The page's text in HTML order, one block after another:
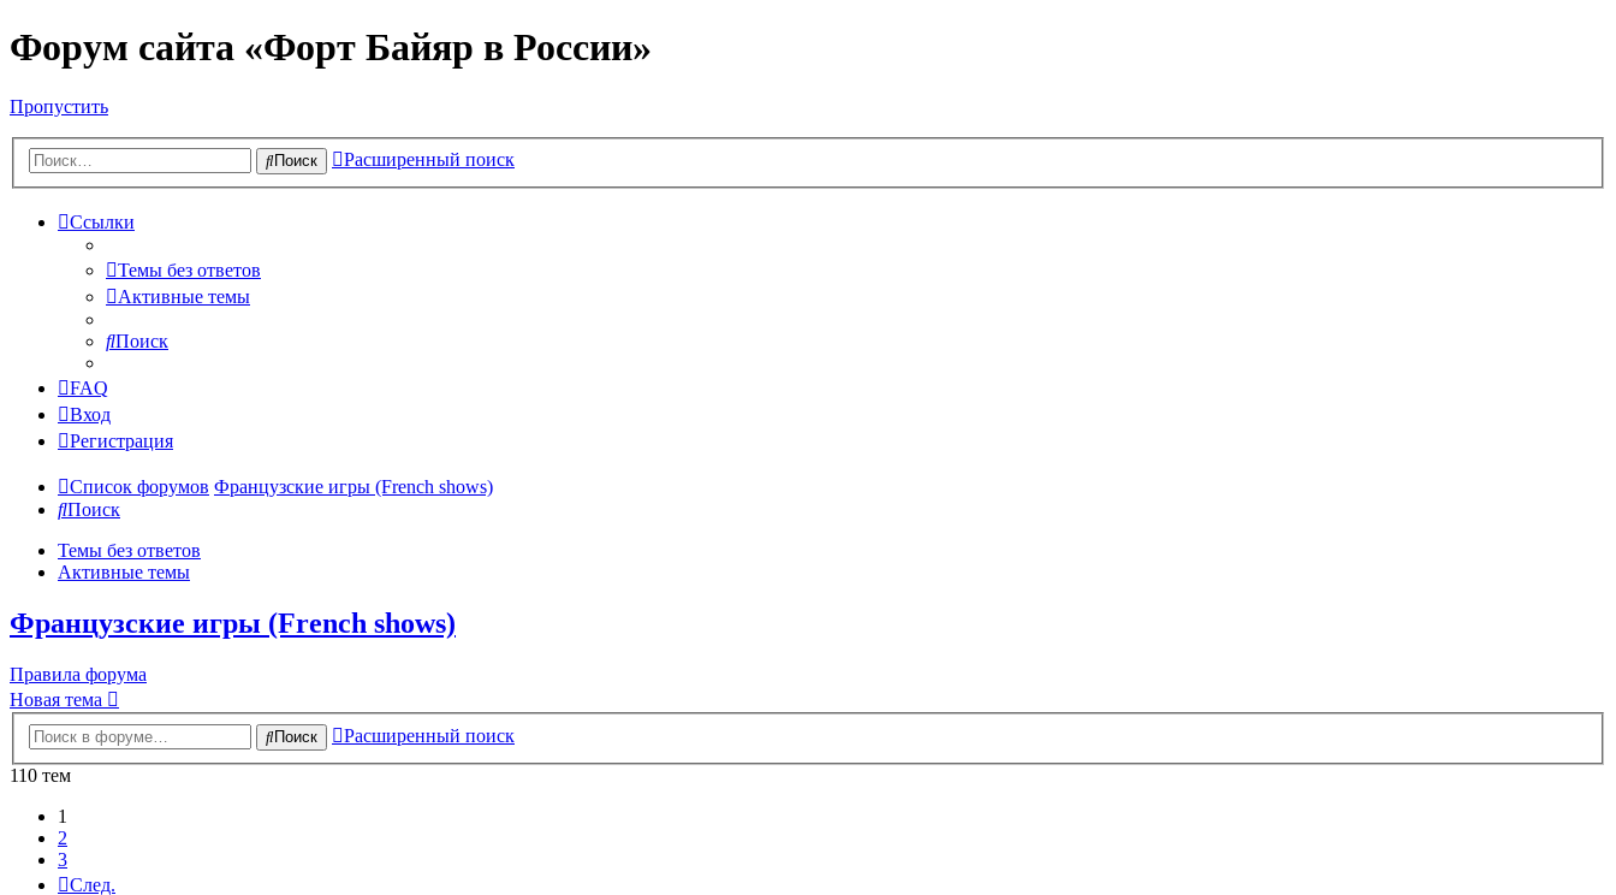
Форум сайта «Форт Байяр в России»
Пропустить
Поиск Расширенный поиск
Ссылки
Темы без ответов
Активные темы
Поиск
FAQ
Вход
Регистрация
Список форумов Французские игры (French shows)
Поиск
Темы без ответов
Активные темы
Французские игры (French shows)
Правила форума
Новая тема
Поиск
Расширенный поиск
110 тем
1
2
3
След.